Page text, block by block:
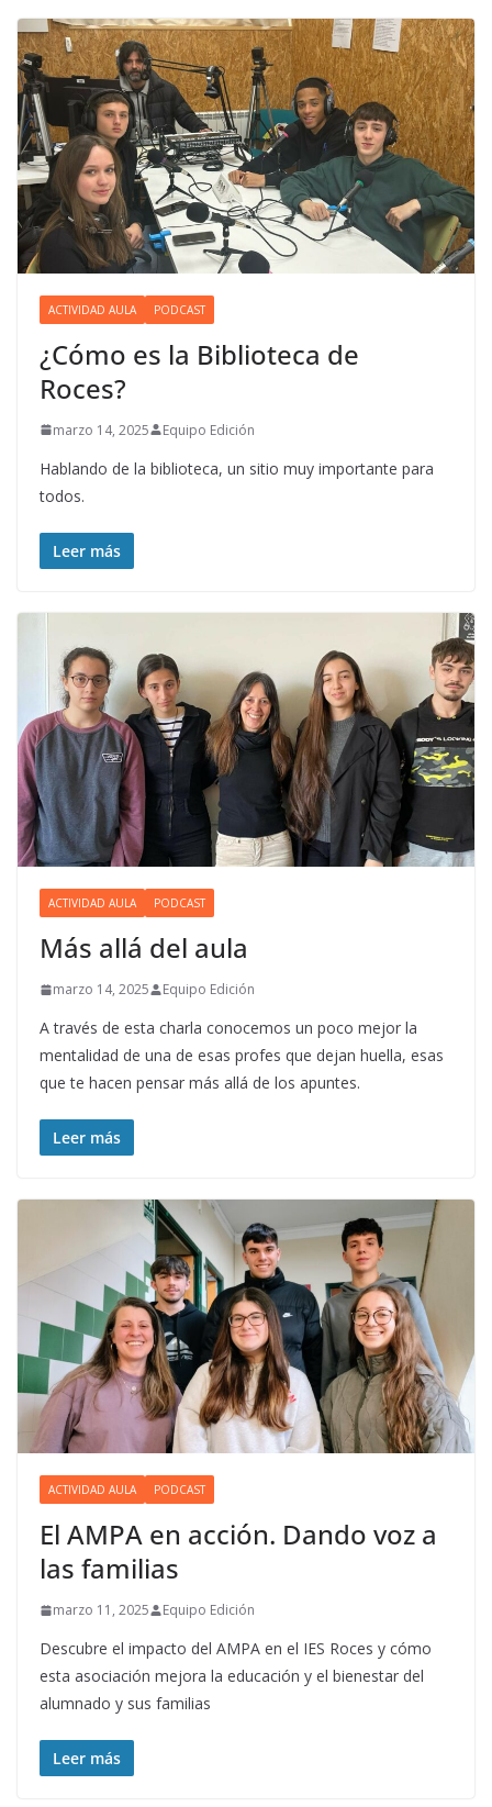
ACTIVIDAD AULA PODCAST
¿Cómo es la Biblioteca de
Roces?
marzo 14, 2025 Equipo Edición
Hablando de la biblioteca, un sitio muy importante para
todos.
Leer más
ACTIVIDAD AULA PODCAST
Más allá del aula
marzo 14, 2025 Equipo Edición
A través de esta charla conocemos un poco mejor la
mentalidad de una de esas profes que dejan huella, esas
que te hacen pensar más allá de los apuntes.
Leer más
ACTIVIDAD AULA PODCAST
El AMPA en acción. Dando voz a
las familias
marzo 11, 2025 Equipo Edición
Descubre el impacto del AMPA en el IES Roces y cómo
esta asociación mejora la educación y el bienestar del
alumnado y sus familias
Leer más